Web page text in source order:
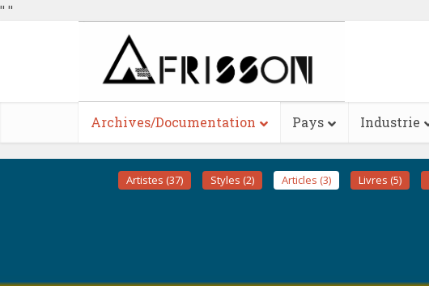
" "
Archives/Documentation Pays Industrie
Artistes (37) Styles (2) Articles (3) Livres (5)